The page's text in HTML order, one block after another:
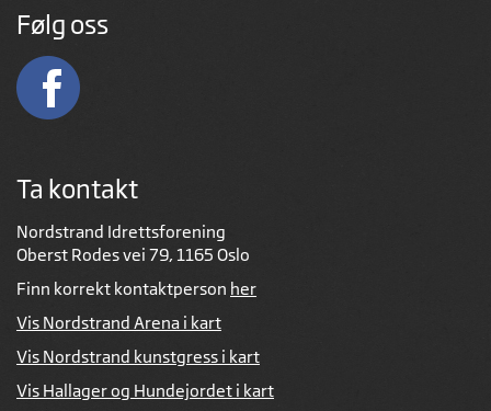
Følg oss
Ta kontakt
Nordstrand Idrettsforening
Oberst Rodes vei 79, 1165 Oslo
Finn korrekt kontaktperson her
Vis Nordstrand Arena i kart
Vis Nordstrand kunstgress i kart
Vis Hallager og Hundejordet i kart